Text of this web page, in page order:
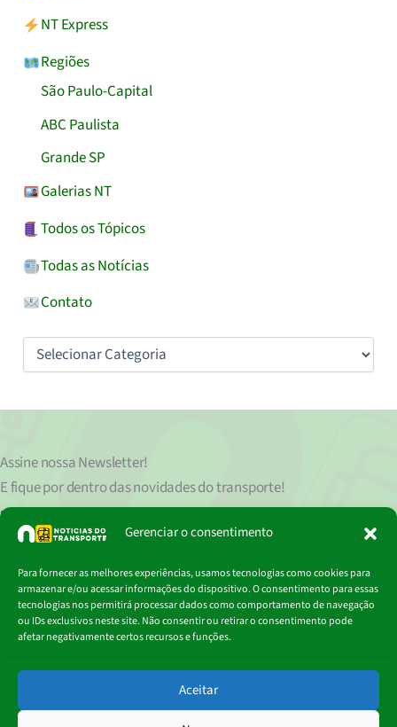
Gerenciar o consentimento
Para fornecer as melhores experiências, usamos tecnologias como cookies para
armazenar e/ou acessar informações do dispositivo. O consentimento para essas
tecnologias nos permitirá processar dados como comportamento de navegação
ou IDs exclusivos neste site. Não consentir ou retirar o consentimento pode
afetar negativamente certos recursos e funções.
Aceitar
NT Express
Regiões
São Paulo-Capital
ABC Paulista
Grande SP
Galerias NT
Todos os Tópicos
Todas as Notícias
Contato
Assine nossaNewsletter!
E fique por dentro das novidades do transporte!
Seu endereço de e-mail
clicando aqui.
Digite
mail…
Assinar
© 2018 - 2026
Portal Notícias do Transporte